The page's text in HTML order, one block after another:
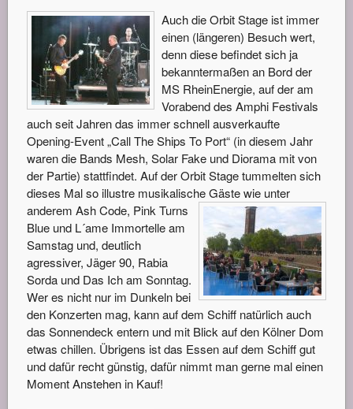
Auch die Orbit Stage ist immer
einen (längeren) Besuch wert,
denn diese befindet sich ja
bekanntermaßen an Bord der
MS RheinEnergie, auf der am
Vorabend des Amphi Festivals
auch seit Jahren das immer schnell ausverkaufte
Opening-Event „Call The Ships To Port“ (in diesem Jahr
waren die Bands Mesh, Solar Fake und Diorama mit von
der Partie) stattfindet. Auf der Orbit Stage tummelten sich
dieses Mal so illustre musikalische Gäste wie unter
anderem Ash Code, Pink Turns
Blue und L´ame Immortelle am
Samstag und, deutlich
agressiver, Jäger 90, Rabia
Sorda und Das Ich am Sonntag.
Wer es nicht nur im Dunkeln bei
den Konzerten mag, kann auf dem Schiff natürlich auch
das Sonnendeck entern und mit Blick auf den Kölner Dom
etwas chillen. Übrigens ist das Essen auf dem Schiff gut
und dafür recht günstig, dafür nimmt man gerne mal einen
Moment Anstehen in Kauf!